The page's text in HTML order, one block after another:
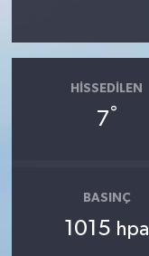
HISSEDILEN
7°
BASINÇ
1015 hpa